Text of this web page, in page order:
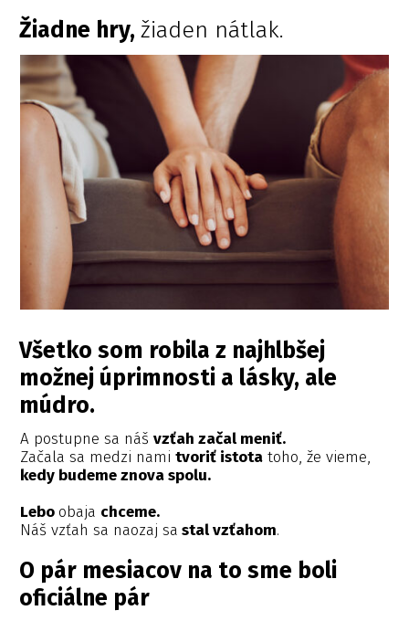
Žiadne hry,žiaden nátlak.
Všetko som robila z najhlbšej
možnej úprimnosti a lásky, ale
múdro.
A postupne sa náš vzťah začal meniť.
Začala sa medzi nami tvoriť istotatoho, že vieme,
kedy budeme znova spolu.
Lebo obaja chceme.
Náš vzťah sa naozaj sa stal vzťahom.
O pár mesiacov na to sme boli
oficiálne pár